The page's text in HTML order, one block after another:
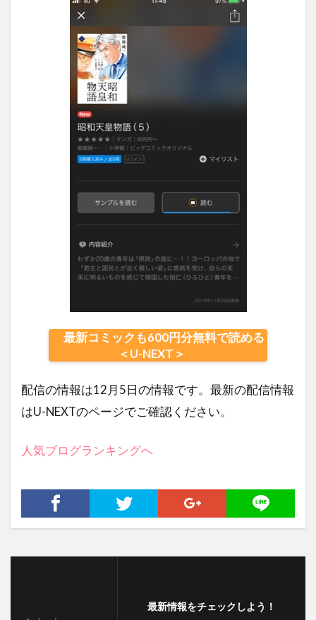
最新コミックも600円分無料で読める
＜U-NEXT＞
配信の情報は12月5日の情報です。最新の配信情報
はU-NEXTのページでご確認ください。
人気ブログランキングへ
最新情報をチェックしよう！